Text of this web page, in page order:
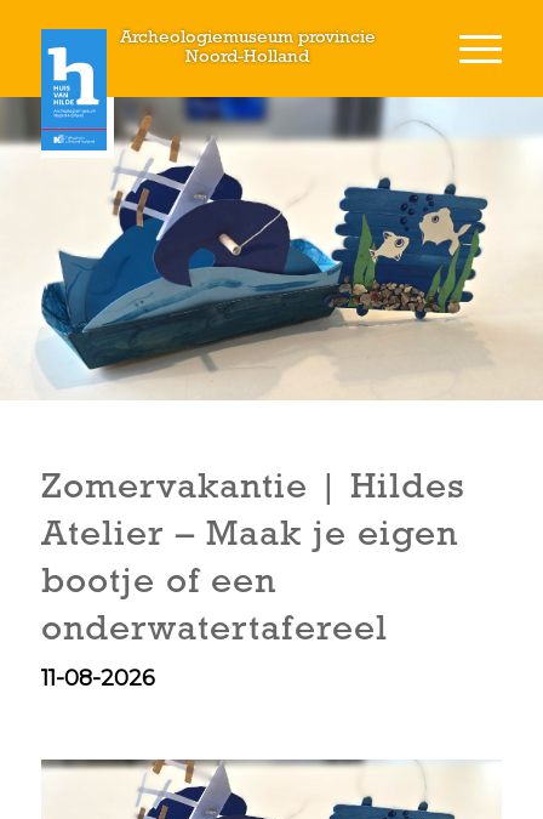
Archeologiemuseum provincie
Noord-Holland
Zomervakantie | Hildes
Atelier – Maak je eigen
bootje of een
onderwatertafereel
11-08-2026